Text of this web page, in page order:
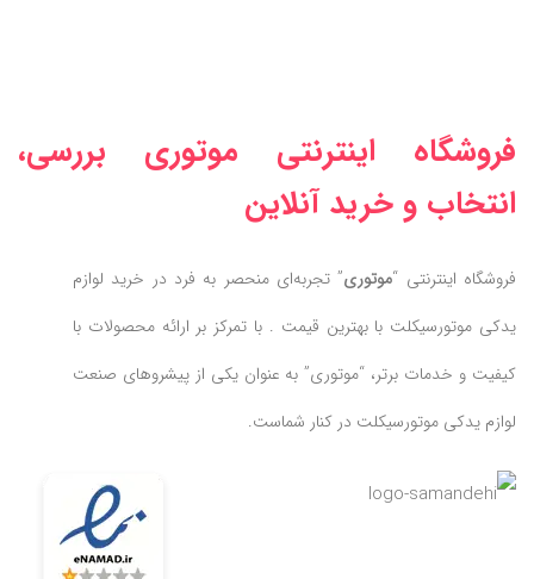
فروشگاه اینترنتی موتوری بررسی،
انتخاب و خرید آنلاین
فروشگاه اینترنتی “موتوری” تجربه‌ای منحصر به فرد در خرید لوازم
یدکی موتورسیکلت با بهترین قیمت . با تمرکز بر ارائه محصولات با
کیفیت و خدمات برتر، “موتوری” به عنوان یکی از پیشروهای صنعت
لوازم یدکی موتورسیکلت در کنار شماست.